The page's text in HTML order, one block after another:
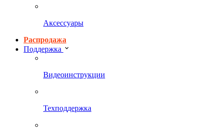
Аксессуары
Распродажа
Поддержка
Видеоинструкции
Техподдержка